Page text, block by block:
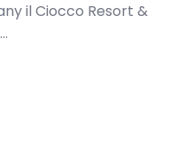
il Ciocco Resort &